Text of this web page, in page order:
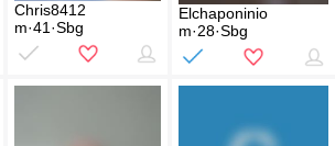
Chris8412
m·41·Sbg
Elchaponinio
m·28·Sbg